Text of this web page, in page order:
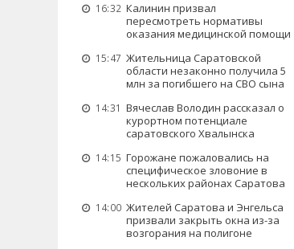
16:32 Калинин призвал
пересмотреть нормативы
оказания медицинской помощи
15:47 Жительница Саратовской
области незаконно получила 5
млн за погибшего на СВО сына
14:31 Вячеслав Володин рассказал о
курортном потенциале
саратовского Хвалынска
14:15 Горожане пожаловались на
специфическое зловоние в
нескольких районах Саратова
14:00 Жителей Саратова и Энгельса
призвали закрыть окна из-за
возгорания на полигоне